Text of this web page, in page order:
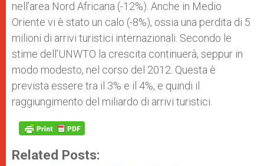
nell’area Nord Africana (-12%). Anche in Medio
Oriente vi è stato un calo (-8%), ossia una perdita di 5
milioni di arrivi turistici internazionali. Secondo le
stime dell’UNWTO la crescita continuerà, seppur in
modo modesto, nel corso del 2012. Questa è
prevista essere tra il 3% e il 4%, e quindi il
raggiungimento del miliardo di arrivi turistici.
Related Posts: